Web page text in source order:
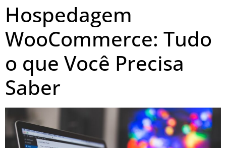
Hospedagem
WooCommerce: Tudo
o que Você Precisa
Saber